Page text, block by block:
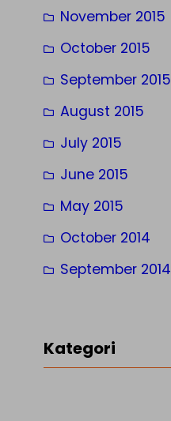
November 2015
October 2015
September 2015
August 2015
July 2015
June 2015
May 2015
October 2014
September 2014
Kategori